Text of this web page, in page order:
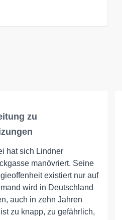
zu
hat sich Lindner
manövriert. Seine
existiert nur auf
wird in Deutschland
auch in zehn Jahren
zu knapp, zu gefährlich,